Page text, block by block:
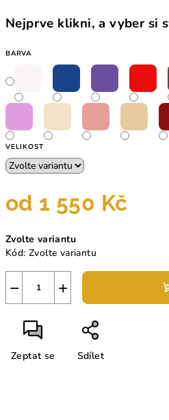
Nejprve klikni, a vyber si
BARVA
VELIKOST
od 1 550 Kč
cena:
Zvolte variantu
Kód: Zvolte variantu
+
−
Zeptat se Sdílet